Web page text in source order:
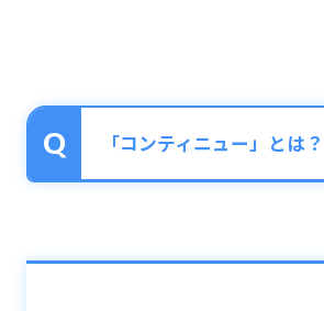
「コンティニュー」とは？
GAME OVERとなりますが、ポ